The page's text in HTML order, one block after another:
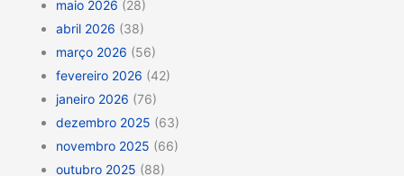
maio 2026 (28)
abril 2026 (38)
março 2026 (56)
fevereiro 2026 (42)
janeiro 2026 (76)
dezembro 2025 (63)
novembro 2025 (66)
outubro 2025 (88)